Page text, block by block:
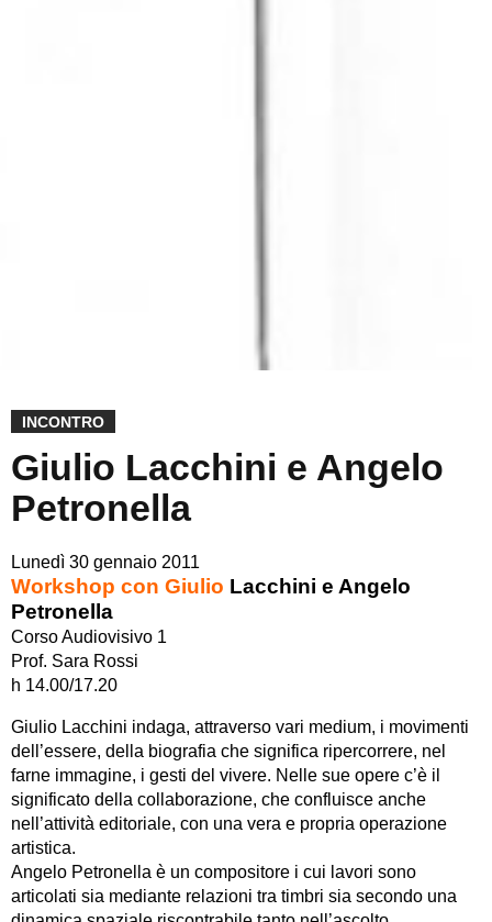
INCONTRO
Giulio Lacchini e Angelo
Petronella
Lunedì 30 gennaio 2011
Workshop con Giulio Lacchini e Angelo
Petronella
Corso Audiovisivo 1
Prof. Sara Rossi
h 14.00/17.20
Giulio Lacchini indaga, attraverso vari medium, i movimenti
dell’essere, della biografia che significa ripercorrere, nel
farne immagine, i gesti del vivere. Nelle sue opere c’è il
significato della collaborazione, che confluisce anche
nell’attività editoriale, con una vera e propria operazione
artistica.
Angelo Petronella è un compositore i cui lavori sono
articolati sia mediante relazioni tra timbri sia secondo una